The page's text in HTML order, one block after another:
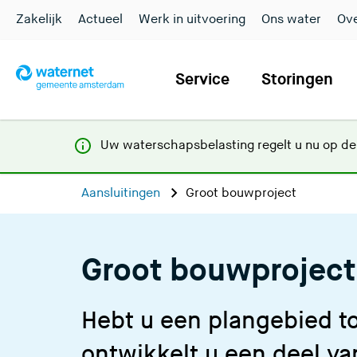
Service Storingen
Zakelijk Actueel Werk in uitvoering Ons water
Uw waterschapsbelasting regelt u nu op
Aansluitingen Groot bouwproject
Groot bouwproject
Hebt u een plangebied